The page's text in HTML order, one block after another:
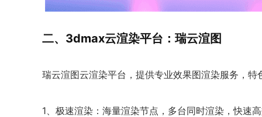
二、3dmax云渲染平台：瑞云渲图
瑞云渲图云渲染平台，提供专业效果图渲染服务，特
1、极速渲染：海量渲染节点，多台同时渲染，快速